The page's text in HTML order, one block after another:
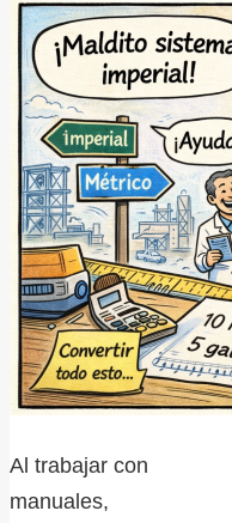
Al trabajar con
manuales,